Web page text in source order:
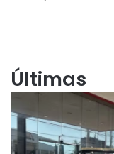
Últimas